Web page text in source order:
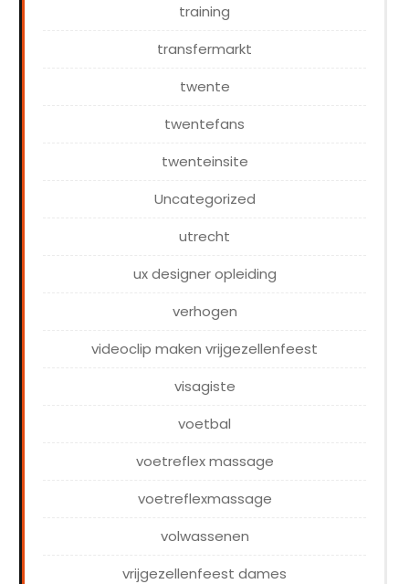
training
transfermarkt
twente
twentefans
twenteinsite
Uncategorized
utrecht
ux designer opleiding
verhogen
videoclip maken vrijgezellenfeest
visagiste
voetbal
voetreflex massage
voetreflexmassage
volwassenen
vrijgezellenfeest dames